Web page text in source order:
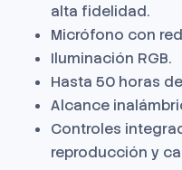
alta fidelidad.
Micrófono con
Iluminación RGB.
Hasta 50 horas
Alcance
Controles
reproducción y